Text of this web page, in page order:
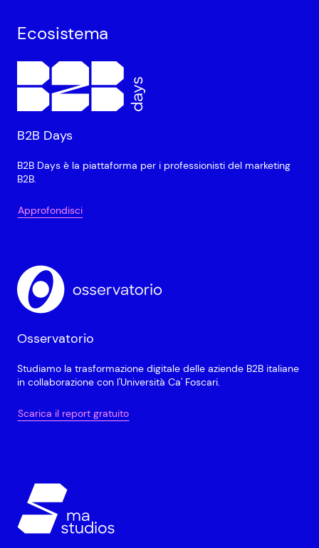
Ecosistema
B2B Days
B2B Days è la piattaforma per i professionisti del marketing
B2B.
Approfondisci
Osservatorio
Studiamo la trasformazione digitale delle aziende B2B italiane
in collaborazione con l'Università Ca' Foscari.
Scarica il report gratuito